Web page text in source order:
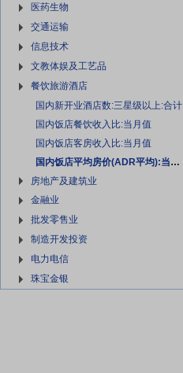
医药生物
交通运输
信息技术
文教体娱及工艺品
餐饮旅游酒店
国内新开业酒店数:三星级以上:合计
国内饭店餐饮收入比:当月值
国内饭店客房收入比:当月值
国内饭店平均房价(ADR平均):当月值
房地产及建筑业
金融业
批发零售业
制造开发投资
电力电信
珠宝金银